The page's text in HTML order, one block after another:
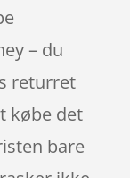
– du
returret
købe det
bare